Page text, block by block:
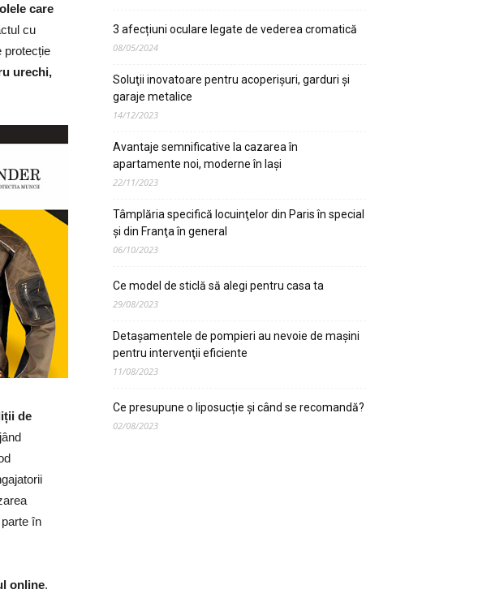
care
cu
protecție
urechi,
de
în
online.
3 afecțiuni oculare legate de vederea cromatică
08/05/2024
Soluţii inovatoare pentru acoperişuri, garduri şi
garaje metalice
14/12/2023
Avantaje semnificative la cazarea în
apartamente noi, moderne în Iaşi
22/11/2023
Tâmplăria specifică locuinţelor din Paris în special
şi din Franţa în general
06/10/2023
Ce model de sticlă să alegi pentru casa ta
29/08/2023
Detaşamentele de pompieri au nevoie de maşini
pentru intervenţii eficiente
11/08/2023
Ce presupune o liposucție și când se recomandă?
02/08/2023